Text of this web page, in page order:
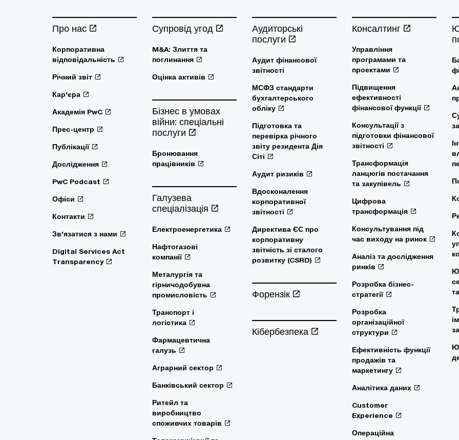
Про нас
Корпоративна
відповідальність
Річний звіт
Кар'єра
Академія PwC
Прес-центр
Публікації
Дослідження
PwC Podcast
Офіси
Контакти
Зв'язатися з нами
Digital Services Act
Transparency
Супровід угод
M&A: Злиття та
поглинання
Оцінка активів
Бізнес в умовах
війни: спеціальні
послуги
Бронювання
працівників
Галузева
спеціалізація
Електроенергетика
Нафтогазові
компанії
Металургія та
гірничодобувна
промисловість
Транспорт і
логістика
Фармацевтична
галузь
Аграрний сектор
Банківський сектор
Ритейл та
виробництво
споживчих товарів
Аудиторські
послуги
Аудит фінансової
звітності
МСФЗ стандарти
бухгалтерського
обліку
Підготовка та
перевірка річного
звіту резидента Дія
Сіті
Аудит ризиків
Вдосконалення
корпоративної
звітності
Директива ЄС про
корпоративну
звітність зі сталого
розвитку (CSRD)
Форензік
Кібербезпека
Консалтинг
Управління
програмами та
проектами
Підвищення
ефективності
фінансової функції
Консультації з
підготовки фінансової
звітності
Трансформація
ланцюгів постачання
та закупівель
Цифрова
трансформація
Консультування під
час виходу на ринок
Аналіз та дослідження
ринків
Розробка бізнес-
стратегії
Розробка
організаційної
структури
Ефективність функції
продажів та
маркетингу
Аналітика даних
Customer
Experience
Операційна